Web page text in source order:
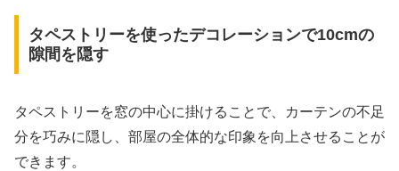
タペストリーを使ったデコレーションで10cmの
隙間を隠す
タペストリーを窓の中心に掛けることで、カーテンの不足
分を巧みに隠し、部屋の全体的な印象を向上させることが
できます。